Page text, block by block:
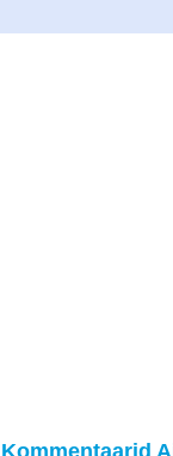
Kommentaarid